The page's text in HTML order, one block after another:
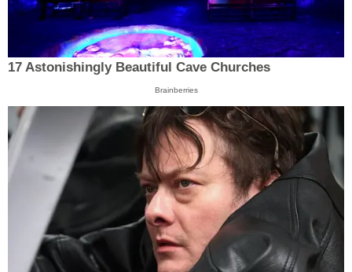
17 Astonishingly Beautiful Cave Churches
Brainberries